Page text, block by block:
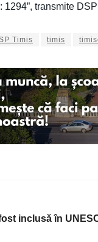
1294”, transmite
Timis timis
inclusă în